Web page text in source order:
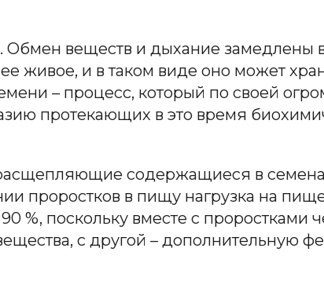
веществ и дыхание замедлены
живое, и в таком виде оно может
– процесс, который по своей
протекающих в это время
содержащиеся в
проростков в пищу нагрузка на
%, поскольку вместе с проростками
с другой – дополнительную